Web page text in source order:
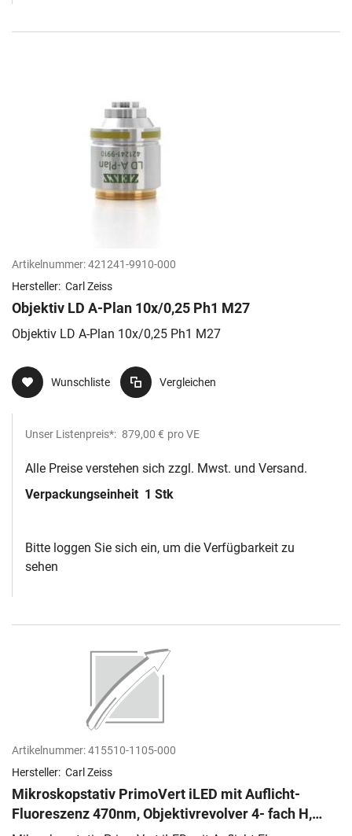
Artikelnummer:421241-9910-000
Hersteller: Carl Zeiss
Objektiv LD A-Plan 10x/0,25 Ph1 M27
Objektiv LD A-Plan 10x/0,25 Ph1 M27
Wunschliste Vergleichen
Unser Listenpreis*: 879,00 € pro VE
Alle Preise verstehen sich zzgl. Mwst. und Versand.
Verpackungseinheit 1 Stk
Bitte loggen Sie sich ein, um die Verfügbarkeit zu
sehen
Artikelnummer:415510-1105-000
Hersteller: Carl Zeiss
Mikroskopstativ PrimoVert iLED mit Auflicht-
Fluoreszenz 470nm, Objektivrevolver 4- fach H,